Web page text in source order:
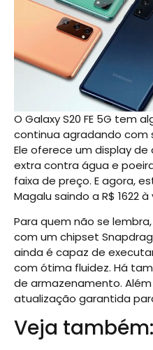
O Galaxy S20 FE 5G tem
continua agradando com
Ele oferece um display
extra contra água e
faixa de preço. E agora,
Magalu saindo a R$ 1622
Para quem não se lembra,
com um chipset
ainda é capaz de
com ótima fluidez. Há
de armazenamento.
atualização garantida
Veja também: